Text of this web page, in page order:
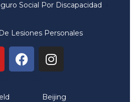
Social Por Discapacidad
Lesiones Personales
Beijing